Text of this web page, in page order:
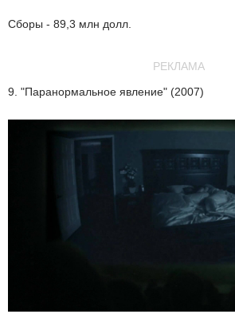
Сборы - 89,3 млн долл.
РЕКЛАМА
9. "Паранормальное явление" (2007)